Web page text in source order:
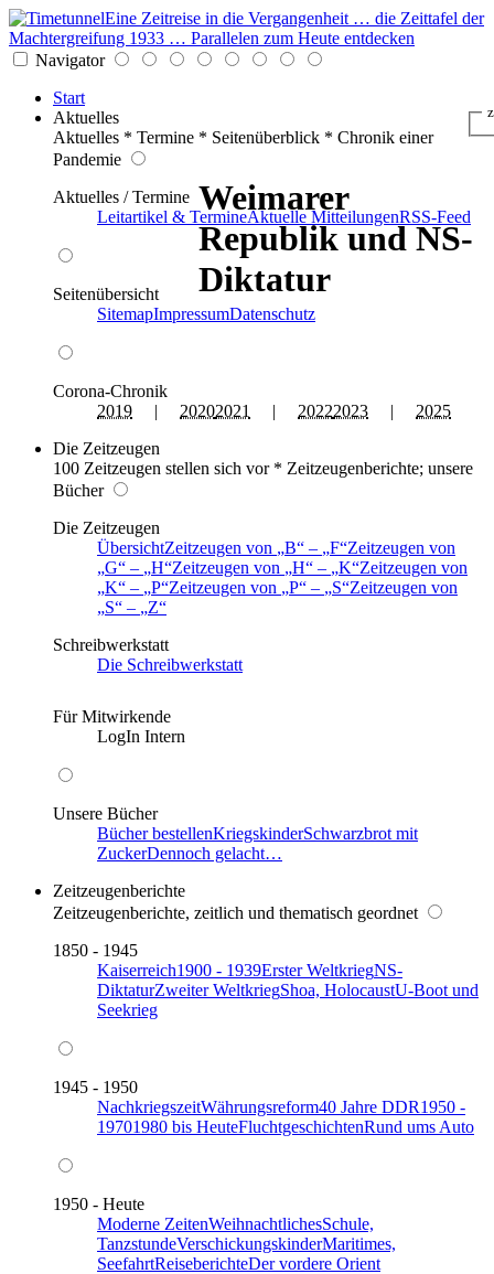
Eine Zeitreise in die Vergangenheit … die Zeittafel der
Machtergreifung 1933 … Parallelen zum Heute entdecken
Navigator
Start
Aktuelles
Aktuelles * Termine * Seitenüberblick * Chronik einer
Pandemie
Aktuelles / Termine
Leitartikel & TermineAktuelle MitteilungenRSS-Feed
Seitenübersicht
SitemapImpressumDatenschutz
Corona-Chronik
2019 | 20202021 | 20222023 | 2025
Die Zeitzeugen
100 Zeitzeugen stellen sich vor * Zeitzeugenberichte; unsere
Bücher
Die Zeitzeugen
ÜbersichtZeitzeugen von B – F Zeitzeugen von
G
– H Zeitzeugen von H – K Zeitzeugen von
K
– P Zeitzeugen von P – S Zeitzeugen von
S
–
Z
Schreibwerkstatt
Die Schreibwerkstatt
Für Mitwirkende
LogIn Intern
Unsere Bücher
Bücher bestellenKriegskinderSchwarzbrot mit
ZuckerDennoch gelacht…
Zeitzeugenberichte
Zeitzeugenberichte, zeitlich und thematisch geordnet
1850 - 1945
Kaiserreich1900 - 1939Erster WeltkriegNS-
DiktaturZweiter WeltkriegShoa, HolocaustU-Boot und
Seekrieg
1945 - 1950
NachkriegszeitWährungsreform40 Jahre DDR1950 -
19701980 bis HeuteFluchtgeschichtenRund ums Auto
1950 - Heute
Moderne ZeitenWeihnachtlichesSchule,
TanzstundeVerschickungskinderMaritimes,
SeefahrtReiseberichteDer vordere Orient
Weimarer
Republik und NS-
Diktatur